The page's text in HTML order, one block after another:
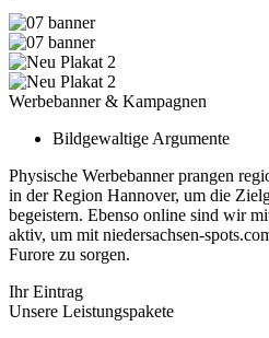
Werbebanner & Kampagnen
Bildgewaltige Argumente
Physische Werbebanner prangen
in der Region Hannover, um die
begeistern. Ebenso online sind wir
aktiv, um mit niedersachsen-
Furore zu sorgen.
Ihr Eintrag
Unsere Leistungspakete